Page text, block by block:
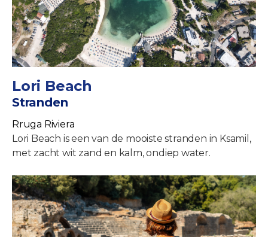
Lori Beach
Stranden
Rruga Riviera
Lori Beach is een van de mooiste stranden in Ksamil,
met zacht wit zand en kalm, ondiep water.